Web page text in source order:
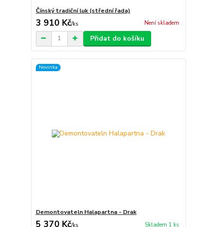
Čínský tradiční luk (střední řada)
3 910 Kč/ks Není skladem
Přidat do košíku
Novinka
Demontovateln Halapartna - Drak
5 370 Kč/ks Skladem 1 ks